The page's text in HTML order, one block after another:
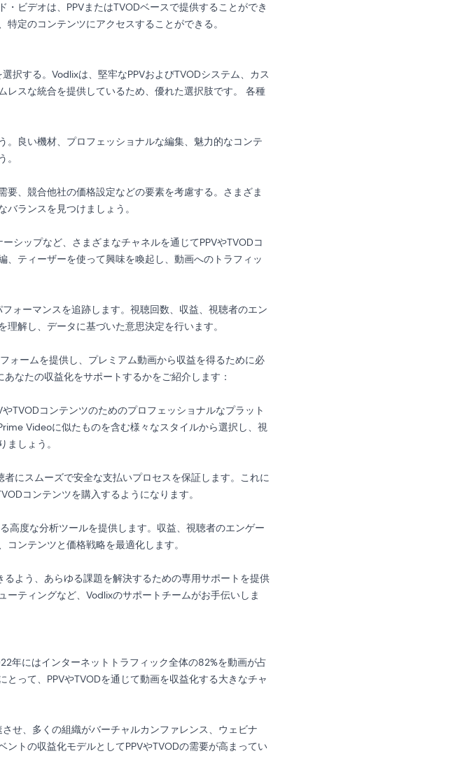
ビデオは、PPVまたはTVODベースで提供することができ
定のコンテンツにアクセスすることができる。
択する。Vodlixは、堅牢なPPVおよびTVODシステム、カス
レスな統合を提供しているため、優れた選択肢です。各種
良い機材、プロフェッショナルな編集、魅力的なコンテ
、競合他社の価格設定などの要素を考慮する。さまざま
ランスを見つけましょう。
シップなど、さまざまなチャネルを通じてPPVやTVODコ
ティーザーを使って興味を喚起し、動画へのトラフィッ
ォーマンスを追跡します。視聴回数、収益、視聴者のエン
解し、データに基づいた意思決定を行います。
ォームを提供し、プレミアム動画から収益を得るために必
なたの収益化をサポートするかをご紹介します：
TVODコンテンツのためのプロフェッショナルなプラット
Videoに似たものを含む様々なスタイルから選択し、視
しょう。
にスムーズで安全な支払いプロセスを保証します。これに
コンテンツを購入するようになります。
高度な分析ツールを提供します。収益、視聴者のエンゲー
ンテンツと価格戦略を最適化します。
よう、あらゆる課題を解決するための専用サポートを提供
ティングなど、Vodlixのサポートチームがお手伝いしま
年にはインターネットトラフィック全体の82%を動画が占
って、PPVやTVODを通じて動画を収益化する大きなチャ
せ、多くの組織がバーチャルカンファレンス、ウェビナ
トの収益化モデルとしてPPVやTVODの需要が高まってい